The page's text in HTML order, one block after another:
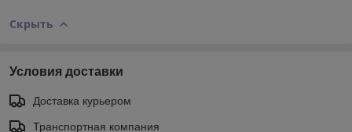
Скрыть
Условия доставки
Доставка курьером
Транспортная компания